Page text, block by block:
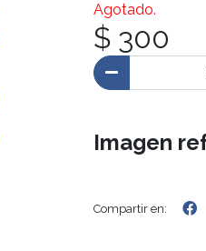
Agotado.
$ 300
Imagen
Compartir en: